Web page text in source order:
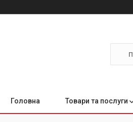
Головна Товари та послуги